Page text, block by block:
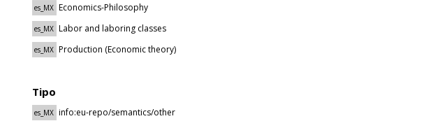
es_MX Economics-Philosophy
es_MX Labor and laboring classes
es_MX Production (Economic theory)
Tipo
es_MX info:eu-repo/semantics/other